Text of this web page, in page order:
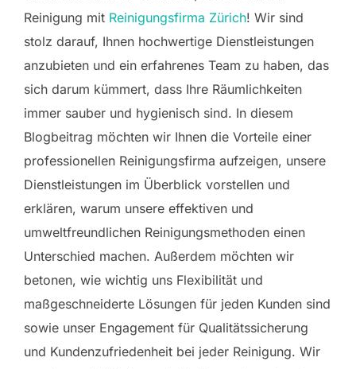
Reinigung mit Reinigungsfirma Zürich! Wir sind
stolz darauf, Ihnen hochwertige Dienstleistungen
anzubieten und ein erfahrenes Team zu haben, das
sich darum kümmert, dass Ihre Räumlichkeiten
immer sauber und hygienisch sind. In diesem
Blogbeitrag möchten wir Ihnen die Vorteile einer
professionellen Reinigungsfirma aufzeigen, unsere
Dienstleistungen im Überblick vorstellen und
erklären, warum unsere effektiven und
umweltfreundlichen Reinigungsmethoden einen
Unterschied machen. Außerdem möchten wir
betonen, wie wichtig uns Flexibilität und
maßgeschneiderte Lösungen für jeden Kunden sind
sowie unser Engagement für Qualitätssicherung
und Kundenzufriedenheit bei jeder Reinigung. Wir